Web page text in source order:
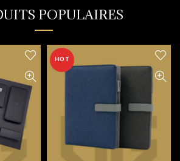
POPULAIRES
HOT